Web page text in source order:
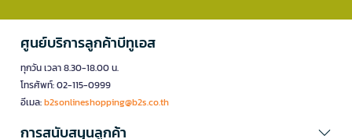
ศูนย์บริการลูกค้าบีทูเอส
ทุกวัน เวลา 8.30-18.00 น.
โทรศัพท์: 02-115-0999
อีเมล:b2sonlineshopping@b2s.co.th
การสนับสนุนลูกค้า